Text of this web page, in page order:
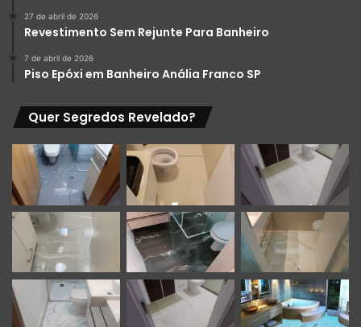
27 de abril de 2026
Revestimento Sem Rejunte Para Banheiro
7 de abril de 2026
Piso Epóxi em Banheiro Anália Franco SP
Quer Segredos Revelado?